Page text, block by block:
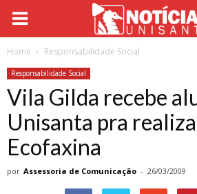
Home Responsabilidade Social
Responsabilidade Social
Vila Gilda recebe
Unisanta pra
Ecofaxina
por Assessoria de Comunicação - 26/03/2009